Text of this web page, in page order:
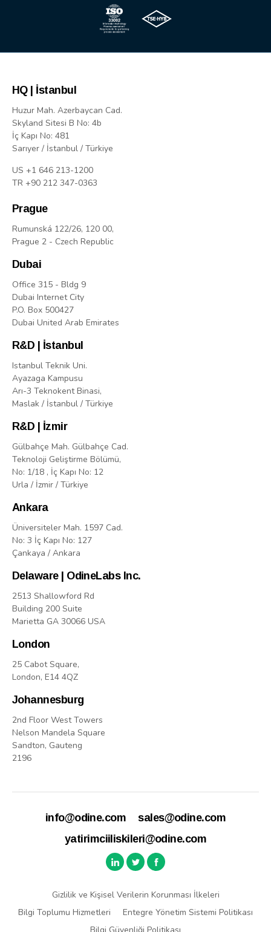
HQ | İstanbul
Huzur Mah. Azerbaycan Cad.
Skyland Sitesi B No: 4b
İç Kapı No: 481
Sarıyer / İstanbul / Türkiye
US +1 646 213-1200
TR +90 212 347-0363
Prague
Rumunská 122/26, 120 00,
Prague 2 - Czech Republic
Dubai
Office 315 - Bldg 9
Dubai Internet City
P.O. Box 500427
Dubai United Arab Emirates
R&D | İstanbul
Istanbul Teknik Uni.
Ayazaga Kampusu
Arı-3 Teknokent Binasi,
Maslak / İstanbul / Türkiye
R&D | İzmir
Gülbahçe Mah. Gülbahçe Cad.
Teknoloji Geliştirme Bölümü,
No: 1/18 , İç Kapı No: 12
Urla / İzmir / Türkiye
Ankara
Üniversiteler Mah. 1597 Cad.
No: 3 İç Kapı No: 127
Çankaya / Ankara
Delaware | OdineLabs Inc.
2513 Shallowford Rd
Building 200 Suite
Marietta GA 30066 USA
London
25 Cabot Square,
London, E14 4QZ
Johannesburg
2nd Floor West Towers
Nelson Mandela Square
Sandton, Gauteng
2196
info@odine.com
sales@odine.com
yatirimciiliskileri@odine.com
Gizlilik ve Kişisel Verilerin Korunması İlkeleri
Bilgi Toplumu Hizmetleri
Entegre Yönetim Sistemi Politikası